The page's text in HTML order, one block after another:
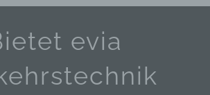
evia